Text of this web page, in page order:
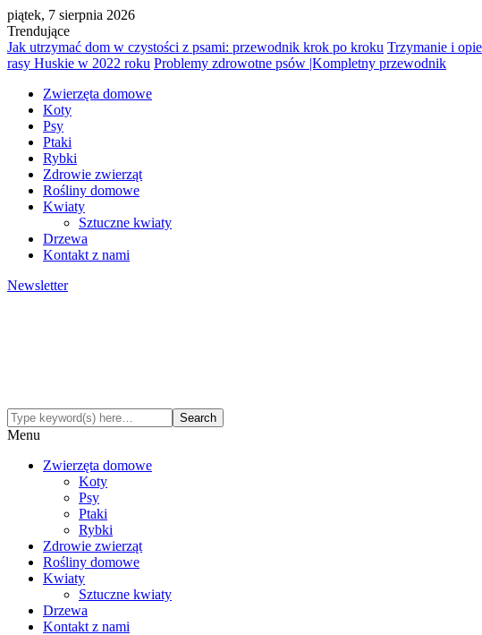
piątek, 7 sierpnia 2026
Trendujące
Jak utrzymać dom w czystości z psami: przewodnik krok po kroku Trzymanie i
rasy Huskie w 2022 roku Problemy zdrowotne psów |Kompletny przewodnik
Zwierzęta domowe
Koty
Psy
Ptaki
Rybki
Zdrowie zwierząt
Rośliny domowe
Kwiaty
Sztuczne kwiaty
Drzewa
Kontakt z nami
Newsletter
Menu
Zwierzęta domowe
Koty
Psy
Ptaki
Rybki
Zdrowie zwierząt
Rośliny domowe
Kwiaty
Sztuczne kwiaty
Drzewa
Kontakt z nami